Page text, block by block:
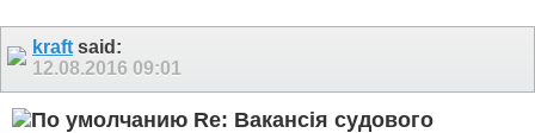
kraft said:
12.08.2016 09:01
Re: Вакансія судового